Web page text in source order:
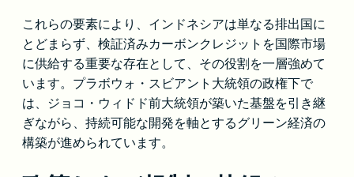
これらの要素により、インドネシアは単なる排出国に
とどまらず、検証済みカーボンクレジットを国際市場
に供給する重要な存在として、その役割を一層強めて
います。プラボウォ・スビアント大統領の政権下で
は、ジョコ・ウィドド前大統領が築いた基盤を引き継
ぎながら、持続可能な開発を軸とするグリーン経済の
構築が進められています。